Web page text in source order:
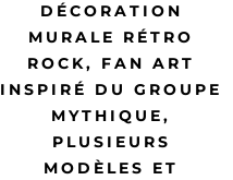
DÉCORATION
MURALE RÉTRO
ROCK, FAN ART
INSPIRÉ DU GROUPE
MYTHIQUE,
PLUSIEURS
MODÈLES ET